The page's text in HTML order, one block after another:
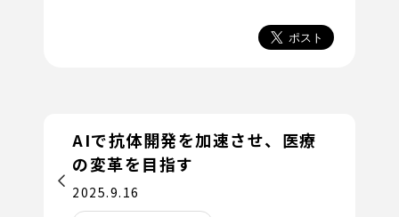
AIで抗体開発を加速させ、医療
の変革を目指す
2025.9.16